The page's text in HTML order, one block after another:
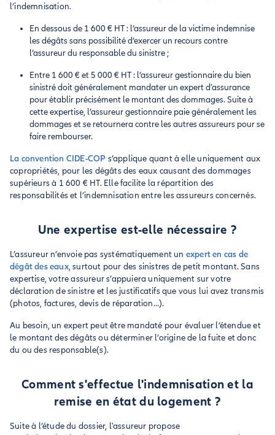
l’indemnisation.
En dessous de 1 600 € HT : l’assureur de la victime indemnise
les dégâts sans possibilité d’exercer un recours contre
l’assureur du responsable du sinistre ;
Entre 1 600 € et 5 000 € HT : l’assureur gestionnaire du bien
sinistré doit généralement mandater un expert d'assurance
pour établir précisément le montant des dommages. Suite à
cette expertise, l’assureur gestionnaire paie généralement les
dommages et se retournera contre les autres assureurs pour se
faire rembourser.
La convention CIDE-COP s’applique quant à elle uniquement aux
copropriétés, pour les dégâts des eaux causant des dommages
supérieurs à 1 600 € HT. Elle facilite la répartition des
responsabilités et l’indemnisation entre les assureurs concernés.
Une expertise est-elle nécessaire ?
L’assureur n’envoie pas systématiquement un expert en cas de
dégât des eaux, surtout pour des sinistres de petit montant. Sans
expertise, votre assureur s’appuiera uniquement sur votre
déclaration de sinistre et les justificatifs que vous lui avez transmis
(photos, factures, devis de réparation…).
Au besoin, un expert peut être mandaté pour évaluer l’étendue et
le montant des dégâts ou déterminer l’origine de la fuite et donc
du ou des responsable(s).
Comment s'effectue l'indemnisation et la
remise en état du logement ?
Suite à l’étude du dossier, l'assureur propose